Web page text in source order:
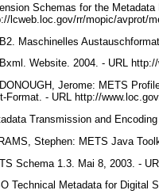
Schemas for the
lcweb.loc.gov/rr/mopic/avprot/
Maschinelles
Website. 2004. - URL
Jerome: METS
Format. - URL http://
Transmission and
Stephen: METS Java
Schema 1.3. Mai 8, 2003. -
Technical Metadata for Digital